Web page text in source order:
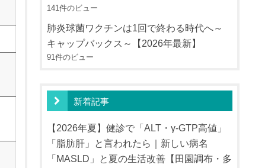
141件のビュー
肺炎球菌ワクチンは1回で終わる時代へ～
キャップバックス～【2026年最新】
91件のビュー
新着記事
【2026年夏】健診で「ALT・γ-GTP高値」
「脂肪肝」と言われたら｜新しい病名
「MASLD」と夏の生活改善【田園調布・多